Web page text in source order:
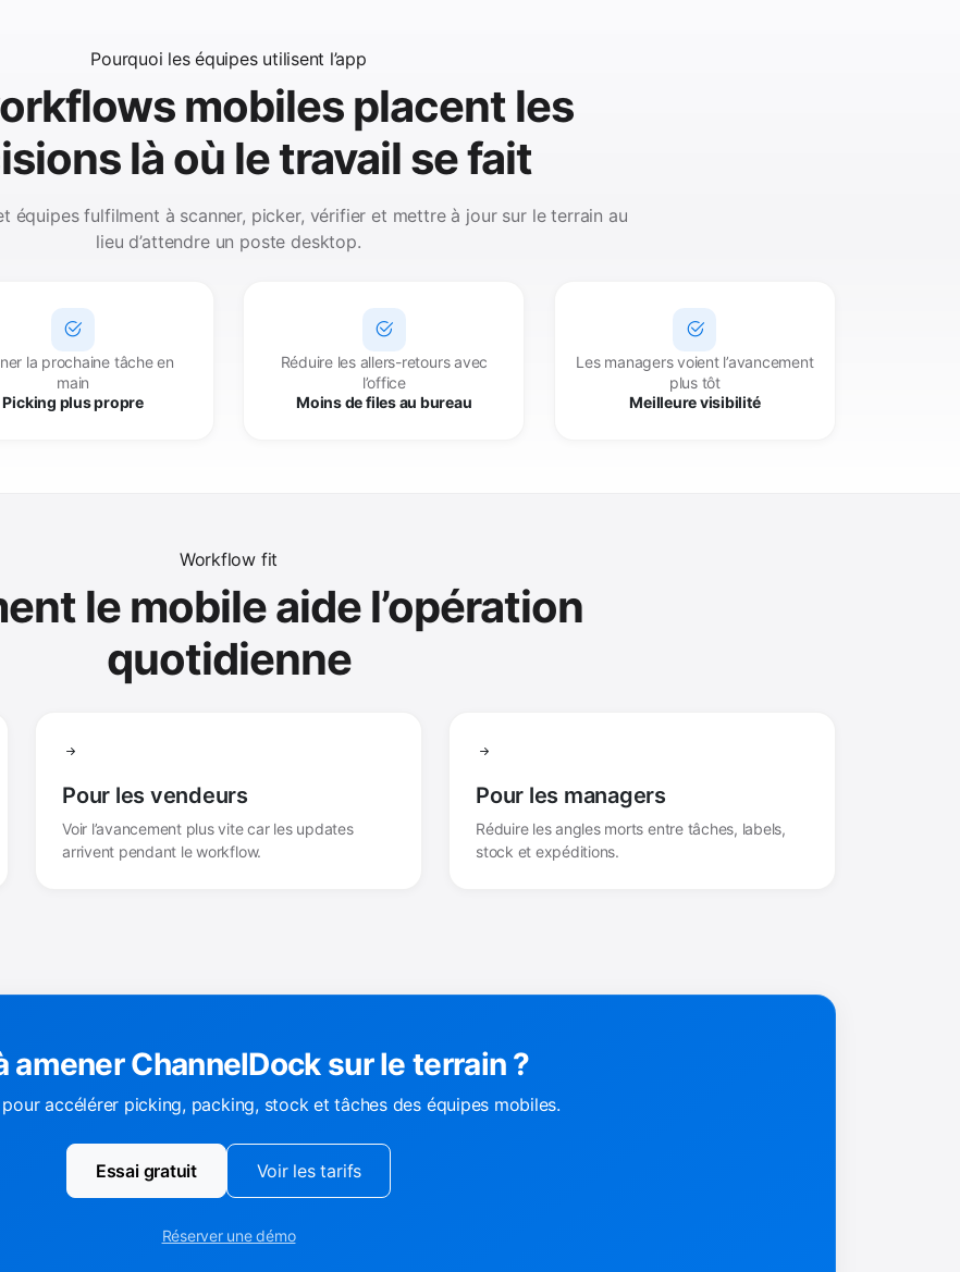
Pourquoi les équipes utilisent l’app
mobiles placent les
là où le travail se fait
équipes fulfilment à scanner, picker, vérifier et mettre à jour sur le terrain au
lieu d’attendre un poste desktop.
la prochaine tâche en
main
Picking plus propre
Réduire les allers-retours avec
l’office
Moins de files au bureau
Les managers voient l’avancement
plus tôt
Meilleure visibilité
Workflow fit
le mobile aide l’opération
quotidienne
Pour les vendeurs
Voir l’avancement plus vite car les updates
arrivent pendant le workflow.
Pour les managers
Réduire les angles morts entre tâches, labels,
stock et expéditions.
amener ChannelDock sur le terrain ?
pour accélérer picking, packing, stock et tâches des équipes mobiles.
Essai gratuit Voir les tarifs
Réserver une démo